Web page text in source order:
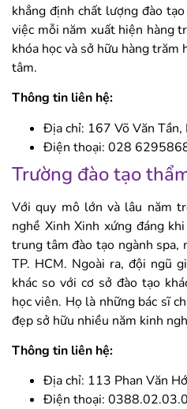
khẳng định chất lượng đào
việc mỗi năm xuất hiện hàng
khóa học và sở hữu hàng
tâm.
Thông tin liên hệ:
Địa chỉ: 167 Võ Văn Tần,
Điện thoại: 028
Trường đào tạo
Với quy mô lớn và lâu năm
nghề Xinh Xinh xứng đáng
trung tâm đào tạo ngành spa,
TP. HCM. Ngoài ra, đội ngũ
khác so với cơ sở đào tạo
học viên. Họ là những bác sĩ
đẹp sở hữu nhiều năm kinh
Thông tin liên hệ:
Địa chỉ: 113 Phan Văn
Điện thoại: